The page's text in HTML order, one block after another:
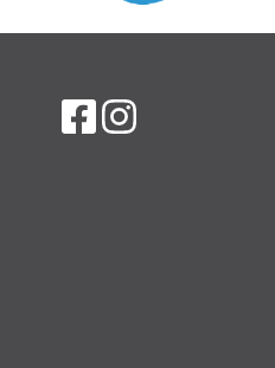
auf Facebook
auf Instagram